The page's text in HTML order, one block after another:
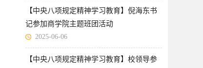
【中央八项规定精神学习教育】倪海东书
记参加商学院主题班团活动
2025-06-06
【中央八项规定精神学习教育】校领导参